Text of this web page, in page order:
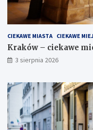
CIEKAWE MIASTA CIEKAWE
Kraków – ciekawe
3 sierpnia 2026